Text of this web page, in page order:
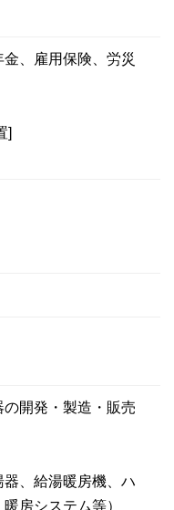
、雇用保険、労災
]
開発・製造・販売
器、給湯暖房機、ハ
房システム等）